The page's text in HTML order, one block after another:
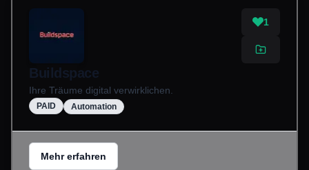
1
Buildspace
Ihre Träume digital verwirklichen.
PAID Automation
Mehr erfahren